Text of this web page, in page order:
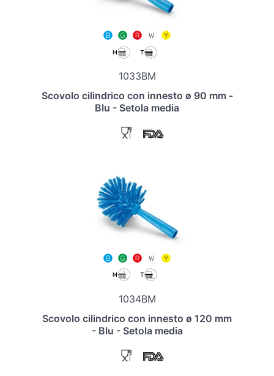
1033BM
Scovolo cilindrico con innesto ø 90 mm -
Blu - Setola media
1034BM
Scovolo cilindrico con innesto ø 120 mm
- Blu - Setola media